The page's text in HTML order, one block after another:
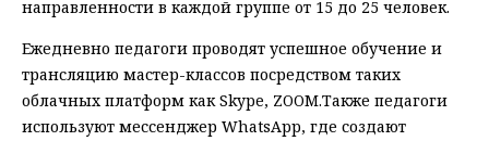
направленности в каждой группе от 15 до 25 человек.
Ежедневно педагоги проводят успешное обучение и
трансляцию мастер-классов посредством таких
облачных платформ как Skype, ZOOM.Также педагоги
используют мессенджер WhatsApp, где создают